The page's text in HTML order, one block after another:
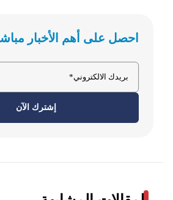
احصل على أهم الأخبار
إشترك الآن